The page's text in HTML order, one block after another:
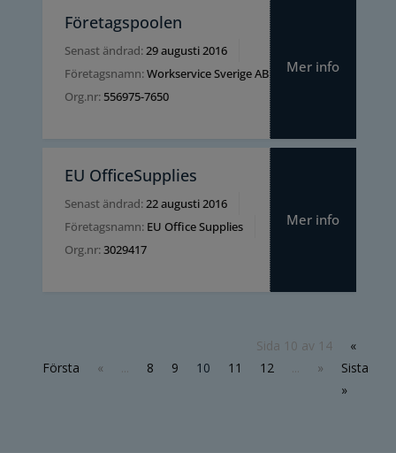
Företagspoolen
Senast ändrad:29 augusti 2016
Företagsnamn:Workservice Sverige AB
Org.nr:556975-7650
Mer info
EU OfficeSupplies
Senast ändrad:22 augusti 2016
Företagsnamn:EU Office Supplies
Org.nr:3029417
Mer info
Sida 10 av 14
«
Första
« 8 9 10 11 12 »
Sista
»